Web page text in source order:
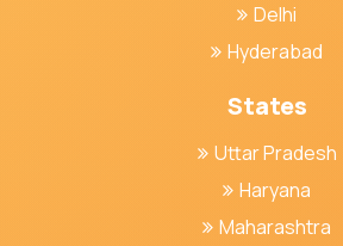
Delhi
Hyderabad
States
Uttar Pradesh
Haryana
Maharashtra